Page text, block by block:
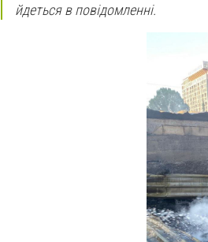
йдеться в повідомленні.